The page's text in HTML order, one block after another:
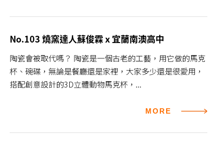
No.103 燒窯達人蘇俊霖 x 宜蘭南澳高中
陶瓷會被取代嗎？ 陶瓷是一個古老的工藝，用它做的馬克
杯、碗碟，無論是餐廳還是家裡，大家多少還是很愛用，
搭配創意設計的3D立體動物馬克杯，...
MORE